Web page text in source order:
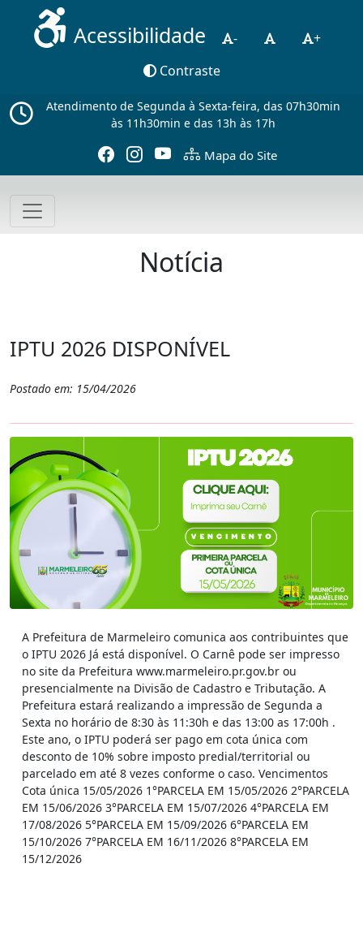
Acessibilidade -
+
Contraste
Atendimento de Segunda à Sexta-feira, das 07h30min
às 11h30min e das 13h às 17h
Mapa do Site
Notícia
IPTU 2026 DISPONÍVEL
Postado em: 15/04/2026
A Prefeitura de Marmeleiro comunica aos contribuintes que
o IPTU 2026 Já está disponível. O Carnê pode ser impresso
no site da Prefeitura www.marmeleiro.pr.gov.br ou
presencialmente na Divisão de Cadastro e Tributação. A
Prefeitura estará realizando a impressão de Segunda a
Sexta no horário de 8:30 às 11:30h e das 13:00 as 17:00h .
Este ano, o IPTU poderá ser pago em cota única com
desconto de 10% sobre imposto predial/territorial ou
parcelado em até 8 vezes conforme o caso. Vencimentos
Cota única 15/05/2026 1°PARCELA EM 15/05/2026 2°PARCELA
EM 15/06/2026 3°PARCELA EM 15/07/2026 4°PARCELA EM
17/08/2026 5°PARCELA EM 15/09/2026 6°PARCELA EM
15/10/2026 7°PARCELA EM 16/11/2026 8°PARCELA EM
15/12/2026